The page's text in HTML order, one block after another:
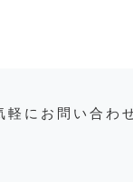
にお問い合わ